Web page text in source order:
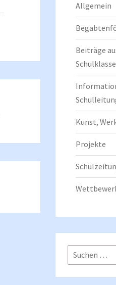
Allgemein
Beiträge
Kunst,
Projekte
Suchen
nach: